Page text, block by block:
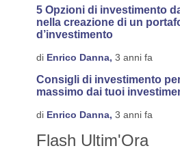
5 Opzioni di investimento
nella creazione di un
d’investimento
di Enrico Danna, 3 anni fa
Consigli di investimento
massimo dai tuoi
di Enrico Danna, 3 anni fa
Flash Ultim'Ora